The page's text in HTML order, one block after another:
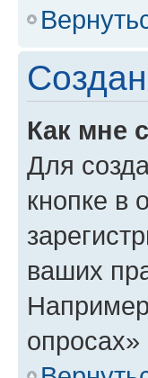
Как мне
Для
кнопке в
ваших
опросах»